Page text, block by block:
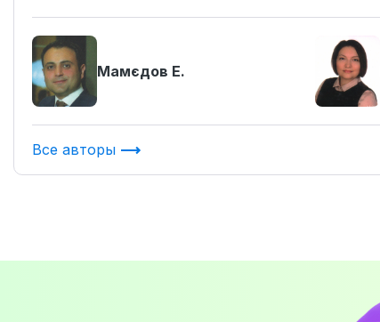
Мамєдов Е.
Все авторы